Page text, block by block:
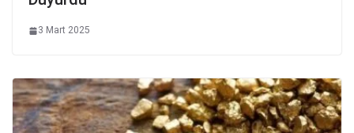
3 Mart 2025